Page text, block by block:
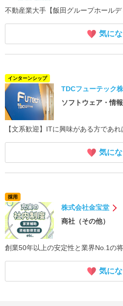
不動産業大手【飯田グループホール
気に
インターンシップ
TDCフューテック
ソフトウェア・情
【文系歓迎】ITに興味がある方であれ
気に
採用
株式会社金宝堂
商社（その他）
創業50年以上の安定性と業界No.1の
気に